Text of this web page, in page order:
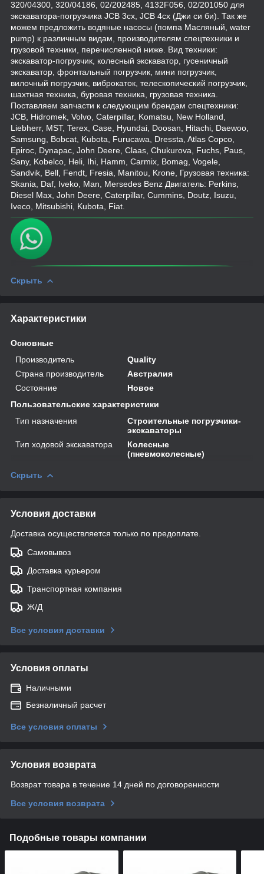
320/04300, 320/04186, 02/202485, 4132F056, 02/201050 для
экскаватора-погрузчика JCB 3cx, JCB 4cx (Джи си би). Так же
можем предложить водяные насосы (помпа Масляный, water
pump) к различным видам, производителям спецтехники и
грузовой техники, перечисленной ниже. Вид техники:
экскаватор-погрузчик, колесный экскаватор, гусеничный
экскаватор, фронтальный погрузчик, мини погрузчик,
вилочный погрузчик, виброкаток, телескопический погрузчик,
шахтная техника, буровая техника, грузовая техника.
Поставляем запчасти к следующим брендам спецтехники:
JCB, Hidromek, Volvo, Caterpillar, Komatsu, New Holland,
Liebherr, MST, Terex, Case, Hyundai, Doosan, Hitachi, Daewoo,
Samsung, Bobcat, Kubota, Furucawa, Dressta, Atlas Copco,
Epiroc, Dynapac, John Deere, Claas, Chukurova, Fuchs, Paus,
Sany, Kobelco, Heli, Ihi, Hamm, Carmix, Bomag, Vogele,
Sandvik, Bell, Fendt, Fresia, Manitou, Krone, Грузовая техника:
Skania, Daf, Iveko, Man, Mersedes Benz Двигатель: Perkins,
Diesel Max, John Deere, Caterpillar, Cummins, Doutz, Isuzu,
Iveco, Mitsubishi, Kubota, Fiat.
Скрыть
Характеристики
Основные
Производитель
Quality
Страна производитель
Австралия
Состояние
Новое
Пользовательские характеристики
Тип назначения
Строительные погрузчики-
экскаваторы
Тип ходовой экскаватора
Колесные
(пневмоколесные)
Скрыть
Условия доставки
Доставка осуществляется только по предоплате.
Самовывоз
Доставка курьером
Транспортная компания
Ж/Д
Все условия доставки
Условия оплаты
Наличными
Безналичный расчет
Все условия оплаты
Условия возврата
Возврат товара в течение 14 дней по договоренности
Все условия возврата
Подобные товары компании